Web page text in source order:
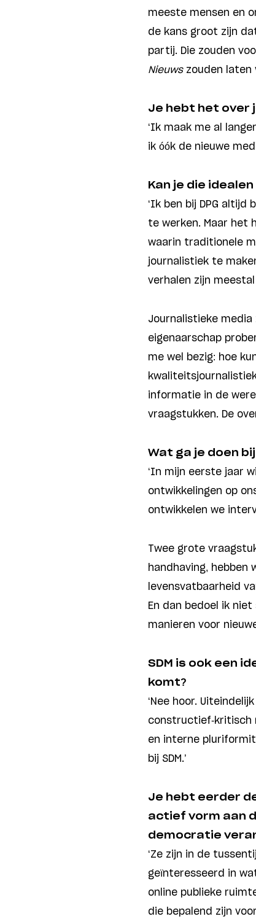
meeste mensen en
de kans groot zijn
partij. Die zouden
Nieuwszouden laten
Je hebt het over
‘Ik maak me al
ik óók de nieuwe
Kan je die
‘Ik ben bij DPG
te werken. Maar het
waarin traditionele
journalistiek te
verhalen zijn
Journalistieke media
eigenaarschap
me wel bezig: hoe
informatie in de
vraagstukken. De
Wat ga je doen
‘In mijn eerste jaar
ontwikkelingen op
ontwikkelen we
Twee grote
handhaving, hebben
levensvatbaarheid
En dan bedoel ik
manieren voor
SDM is ook een
komt?
‘Nee hoor.
constructief-kritisch
en interne
bij SDM.’
Je hebt eerder
actief vorm aan
democratie
‘Ze zijn in de
geïnteresseerd in
online publieke
die bepalend zijn